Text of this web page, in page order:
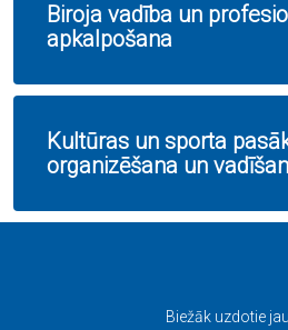
Biroja vadība un
apkalpošana
Kultūras un sporta
organizēšana un
Biežāk uzdotie